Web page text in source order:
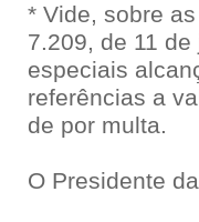
* Vide, sobre
7.209, de 11
especiais
referências a
de por multa.
O Presidente